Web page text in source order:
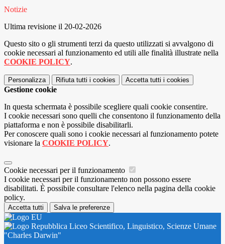
Notizie
Ultima revisione il 20-02-2026
Questo sito o gli strumenti terzi da questo utilizzati si avvalgono di
cookie necessari al funzionamento ed utili alle finalità illustrate nella
COOKIE POLICY.
Personalizza Rifiuta tutti i cookies Accetta tutti i cookies
Gestione cookie
In questa schermata è possibile scegliere quali cookie consentire.
I cookie necessari sono quelli che consentono il funzionamento della
piattaforma e non è possibile disabilitarli.
Per conoscere quali sono i cookie necessari al funzionamento potete
visionare la COOKIE POLICY.
Cookie necessari per il funzionamento
I cookie necessari per il funzionamento non possono essere
disabilitati. È possibile consultare l'elenco nella pagina della cookie
policy.
Accetta tutti Salva le preferenze
Liceo Scientifico, Linguistico, Scienze Umane
"Charles Darwin"